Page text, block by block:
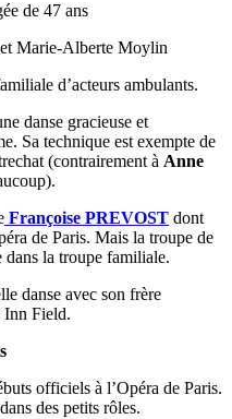
de 47 ans
et Marie-Alberte Moylin
d’acteurs ambulants.
danse gracieuse et
Sa technique est exempte de
(contrairement à Anne
Françoise PREVOST dont
de Paris. Mais la troupe de
dans la troupe familiale.
danse avec son frère
Inn Field.
officiels à l’Opéra de Paris.
des petits rôles.